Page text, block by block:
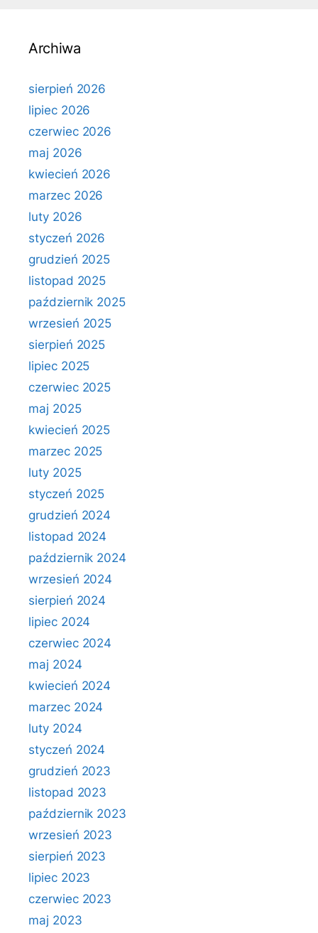
Archiwa
sierpień 2026
lipiec 2026
czerwiec 2026
maj 2026
kwiecień 2026
marzec 2026
luty 2026
styczeń 2026
grudzień 2025
listopad 2025
październik 2025
wrzesień 2025
sierpień 2025
lipiec 2025
czerwiec 2025
maj 2025
kwiecień 2025
marzec 2025
luty 2025
styczeń 2025
grudzień 2024
listopad 2024
październik 2024
wrzesień 2024
sierpień 2024
lipiec 2024
czerwiec 2024
maj 2024
kwiecień 2024
marzec 2024
luty 2024
styczeń 2024
grudzień 2023
listopad 2023
październik 2023
wrzesień 2023
sierpień 2023
lipiec 2023
czerwiec 2023
maj 2023